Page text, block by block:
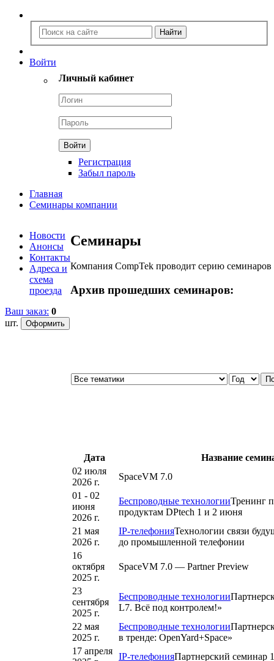
Войти
Личный кабинет
Регистрация
Забыл пароль
Главная
Семинары компании
Новости
Анонсы
Контакты
Адреса и
схема
проезда
Ваш заказ: 0
шт.
Семинары
Компания CompTek проводит серию семинаров
Архив прошедших семинаров:
Дата
Название
02 июля
2026 г.
SpaceVM 7.0
01 - 02
июня
2026 г.
Беспроводные технологииТренинг
продуктам DPtech 1 и 2 июня
21 мая
2026 г.
IP-телефонияТехнологии связи
до промышленной телефонии
16
октября
2025 г.
SpaceVM 7.0 — Partner Preview
23
сентября
2025 г.
Беспроводные технологии
L7. Всё под контролем!»
22 мая
2025 г.
Беспроводные технологии
в тренде: OpenYard+Space»
17 апреля
IP-телефонияПартнерский семинар